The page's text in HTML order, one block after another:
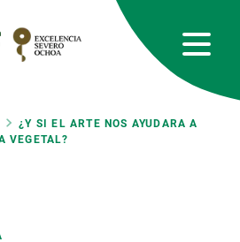
¿Y SI EL ARTE NOS AYUDARA A
VEGETAL?